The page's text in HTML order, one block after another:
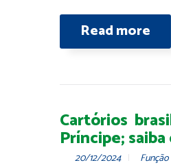
Read more
Cartórios
Príncipe;
20/12/2024